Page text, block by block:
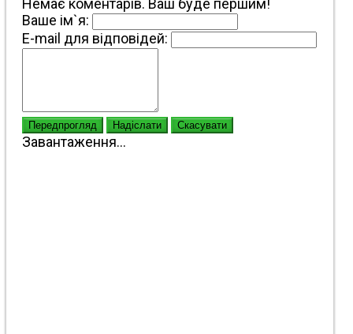
Немає коментарів. Ваш буде першим!
Ваше ім`я:
E-mail для відповідей:
Передпрогляд Надіслати Скасувати
Завантаження...